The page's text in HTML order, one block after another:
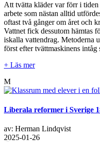
Att tvätta kläder var förr i
arbete som nästan alltid
oftast två gånger om året och
Vattnet fick dessutom hämtas
iskalla vattendrag. Metoderna
först efter tvättmaskinens intåg
+ Läs mer
M
Liberala reformer i Sverige
av: Herman Lindqvist
2025-01-26